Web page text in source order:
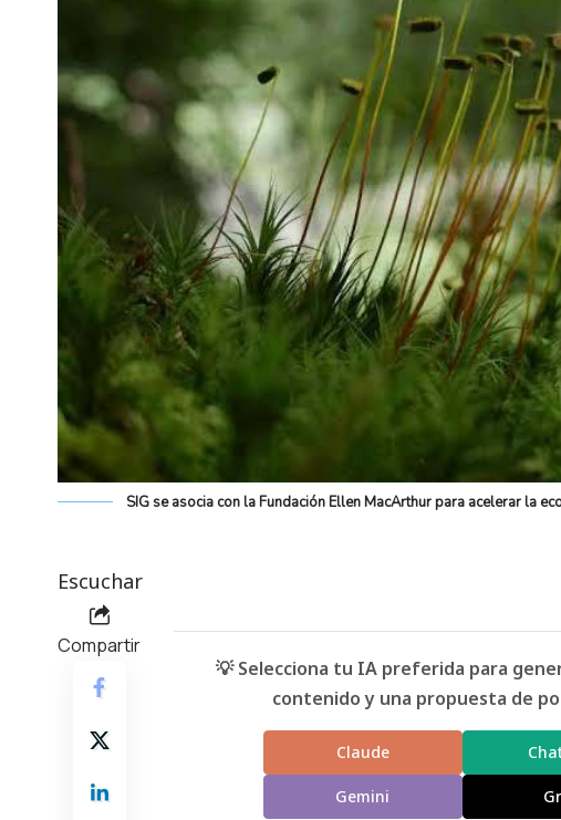
SIG se asocia con la Fundación Ellen MacArthur para acelerar la
Escuchar
Compartir
💡 Selecciona tu IA preferida para
contenido y una propuesta de
Claude
Gemini